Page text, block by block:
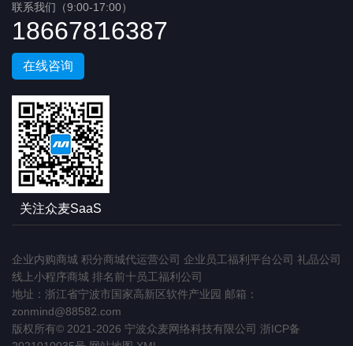
联系我们（9:00-17:00）
18667816387
在线咨询
关注众麦SaaS
企业内购商城 积分商城代运营公司 企业员工福利平台公司 礼品公司
线上小程序商城 排名前十员工福利公司
地址：浙江省宁波市国家高新区软件产业园 邮箱：
zonmind@88582.com
版权所有© 2021-2026 宁波众麦网络科技有限公司 浙ICP备